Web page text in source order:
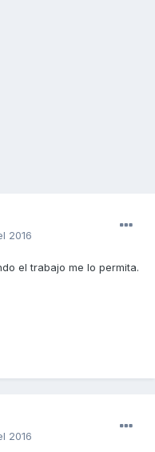
2016
el trabajo me lo permita.
2016